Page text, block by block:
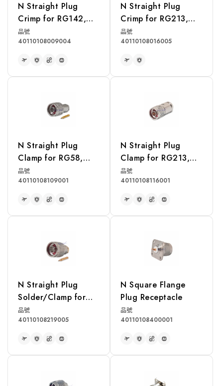
N Straight Plug
Crimp for RG142,
RG223, RG400
Cable
品號
40110108009004
N Straight Plug
Crimp for RG213,
RG214, RG393
Cable
品號
40110108016005
N Straight Plug
Clamp for RG58,
RG142, RG400,
LMR195 Cable
品號
40110108109001
N Straight Plug
Clamp for RG213,
RG214, RG393
Cable
品號
40110108116001
N Straight Plug
Solder/Clamp for
RG402U Cable
品號
40110108219005
N Square Flange
Plug Receptacle
品號
40110108400001